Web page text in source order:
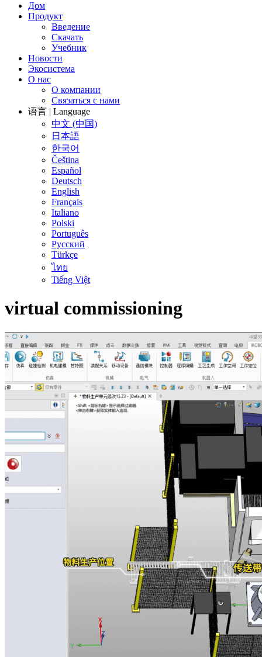
Дом
Продукт
Введение
Скачать
Учебник
Новости
Экосистема
О нас
О компании
Связаться с нами
语言 | Language
中文 (中国)
日本語
한국어
Čeština
Español
Deutsch
English
Français
Italiano
Polski
Português
Русский
Türkçe
ไทย
Tiếng Việt
virtual commissioning